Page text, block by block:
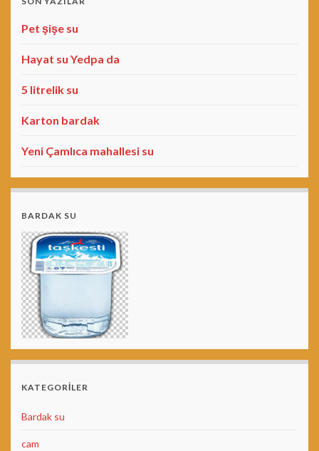
Pet şişe su
Hayat su Yedpa da
5 litrelik su
Karton bardak
Yeni Çamlıca mahallesi su
BARDAK SU
KATEGORILER
Bardak su
cam